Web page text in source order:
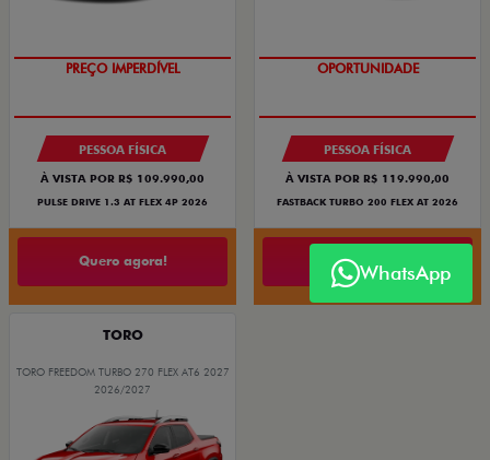
PREÇO IMPERDÍVEL
PESSOA FÍSICA
À VISTA POR R$ 109.990,00
PULSE DRIVE 1.3 AT FLEX 4P 2026
Quero agora!
OPORTUNIDADE
PESSOA FÍSICA
À VISTA POR R$ 119.990,00
FASTBACK TURBO 200 FLEX AT 2026
Quero agora!
TORO
TORO FREEDOM TURBO 270 FLEX AT6 2027
2026/2027
WhatsApp